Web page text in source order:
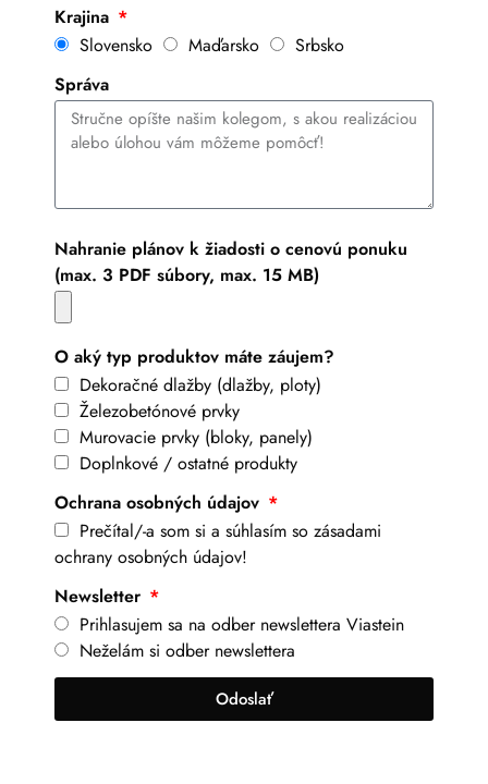
Krajina
Slovensko
Maďarsko
Srbsko
Správa
Nahranie plánov k žiadosti o cenovú ponuku
(max. 3 PDF súbory, max. 15 MB)
O aký typ produktov máte záujem?
Dekoračné dlažby (dlažby, ploty)
Železobetónové prvky
Murovacie prvky (bloky, panely)
Doplnkové / ostatné produkty
Ochrana osobných údajov
Prečítal/-a som si a súhlasím so zásadami
ochrany osobných údajov!
Newsletter
Prihlasujem sa na odber newslettera Viastein
Neželám si odber newslettera
Odoslať